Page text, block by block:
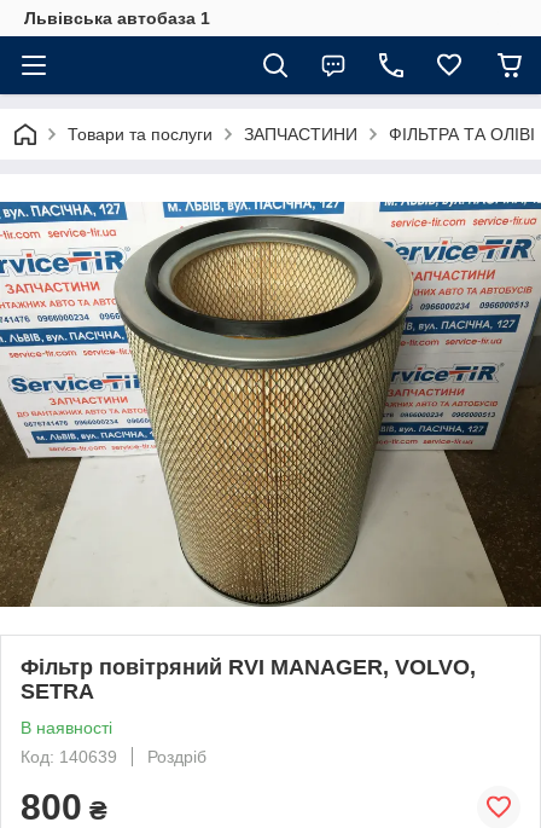
Львівська автобаза 1
Товари та послуги ЗАПЧАСТИНИ ФІЛЬТРА ТА ОЛІВІ
Фільтр повітряний RVI MANAGER, VOLVO,
SETRA
В наявності
Код: 140639
Роздріб
800 ₴